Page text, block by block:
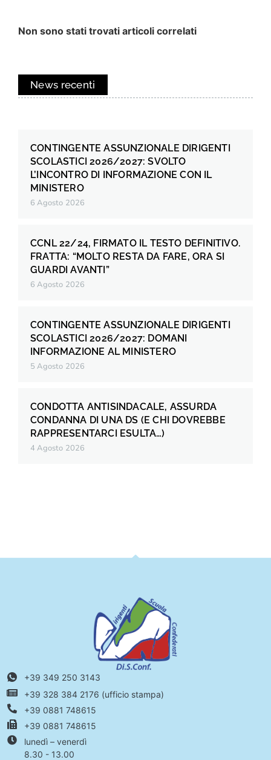
Non sono stati trovati articoli correlati
News recenti
CONTINGENTE ASSUNZIONALE DIRIGENTI
SCOLASTICI 2026/2027: SVOLTO
L’INCONTRO DI INFORMAZIONE CON IL
MINISTERO
6 Agosto 2026
CCNL 22/24, FIRMATO IL TESTO DEFINITIVO.
FRATTA: “MOLTO RESTA DA FARE, ORA SI
GUARDI AVANTI”
6 Agosto 2026
CONTINGENTE ASSUNZIONALE DIRIGENTI
SCOLASTICI 2026/2027: DOMANI
INFORMAZIONE AL MINISTERO
5 Agosto 2026
CONDOTTA ANTISINDACALE, ASSURDA
CONDANNA DI UNA DS (E CHI DOVREBBE
RAPPRESENTARCI ESULTA…)
4 Agosto 2026
+39 349 250 3143
+39 328 384 2176 (ufficio stampa)
+39 0881 748615
+39 0881 748615
lunedì – venerdì
8.30 - 13.00